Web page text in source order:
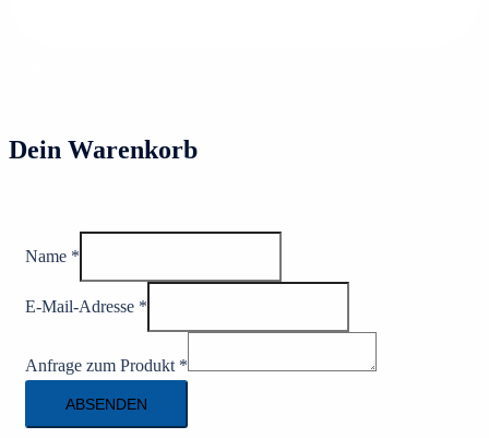
Dein Warenkorb
Name *
E-Mail-Adresse *
Anfrage zum Produkt *
ABSENDEN